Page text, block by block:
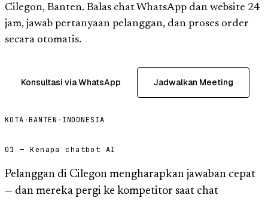
Cilegon, Banten. Balas chat WhatsApp dan website 24
jam, jawab pertanyaan pelanggan, dan proses order
secara otomatis.
Konsultasi via WhatsApp Jadwalkan Meeting
KOTA ·BANTEN · INDONESIA
01 — Kenapa chatbot AI
Pelanggan di Cilegon mengharapkan jawaban cepat
— dan mereka pergi ke kompetitor saat chat